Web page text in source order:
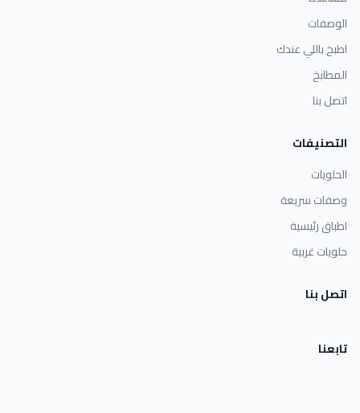
الوصفات
اطبخ باللي عندك
المطابخ
اتصل بنا
التصنيفات
الحلويات
وصفات سريعة
اطباق رئيسية
حلويات غربية
اتصل بنا
تابعنا